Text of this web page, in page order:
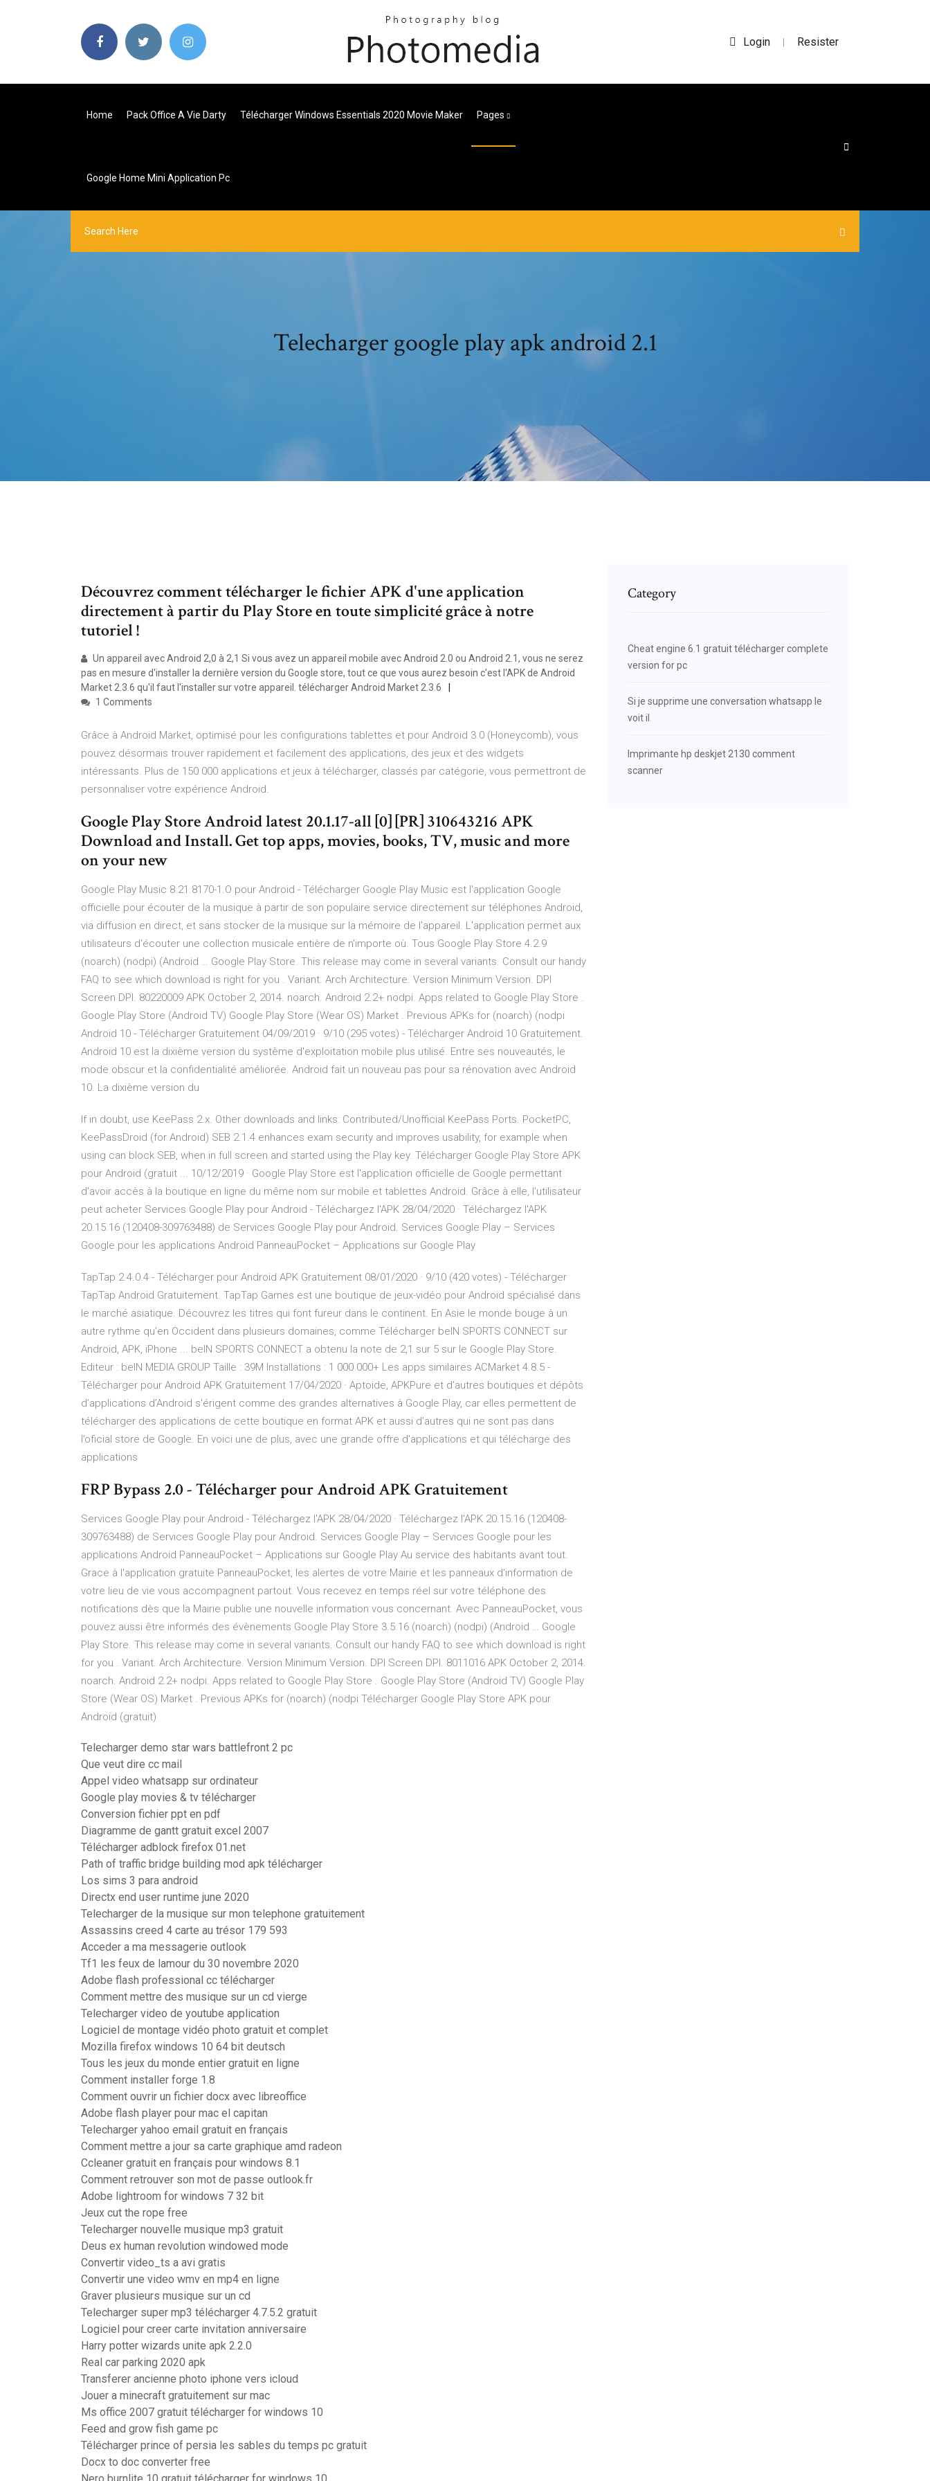
Login | Resister
Home Pack Office A Vie Darty Télécharger Windows Essentials 2020 Movie Maker Pages
Google Home Mini Application Pc
Telecharger google play apk android 2.1
Découvrez comment télécharger le fichier APK d'une application
directement à partir du Play Store en toute simplicité grâce à notre
tutoriel !
Un appareil avec Android 2,0 à 2,1 Si vous avez un appareil mobile avec Android 2.0 ou Android 2.1, vous ne serez
pas en mesure d'installer la dernière version du Google store, tout ce que vous aurez besoin c'est l'APK de Android
Market 2.3.6 qu'il faut l'installer sur votre appareil. télécharger Android Market 2.3.6
1 Comments
Grâce à Android Market, optimisé pour les configurations tablettes et pour Android 3.0 (Honeycomb), vous
pouvez désormais trouver rapidement et facilement des applications, des jeux et des widgets
intéressants. Plus de 150 000 applications et jeux à télécharger, classés par catégorie, vous permettront de
personnaliser votre expérience Android.
Google Play Store Android latest 20.1.17-all [0] [PR] 310643216 APK
Download and Install. Get top apps, movies, books, TV, music and more
on your new
Google Play Music 8.21.8170-1.O pour Android - Télécharger Google Play Music est l'application Google
officielle pour écouter de la musique à partir de son populaire service directement sur téléphones Android,
via diffusion en direct, et sans stocker de la musique sur la mémoire de l'appareil. L'application permet aux
utilisateurs d'écouter une collection musicale entière de n'importe où. Tous Google Play Store 4.2.9
(noarch) (nodpi) (Android … Google Play Store. This release may come in several variants. Consult our handy
FAQ to see which download is right for you . Variant. Arch Architecture. Version Minimum Version. DPI
Screen DPI. 80220009 APK October 2, 2014. noarch. Android 2.2+ nodpi. Apps related to Google Play Store .
Google Play Store (Android TV) Google Play Store (Wear OS) Market . Previous APKs for (noarch) (nodpi
Android 10 - Télécharger Gratuitement 04/09/2019 · 9/10 (295 votes) - Télécharger Android 10 Gratuitement.
Android 10 est la dixième version du système d'exploitation mobile plus utilisé. Entre ses nouveautés, le
mode obscur et la confidentialité améliorée. Android fait un nouveau pas pour sa rénovation avec Android
10. La dixième version du
If in doubt, use KeePass 2.x. Other downloads and links: Contributed/Unofficial KeePass Ports. PocketPC,
KeePassDroid (for Android) SEB 2.1.4 enhances exam security and improves usability, for example when
using can block SEB, when in full screen and started using the Play key. Télécharger Google Play Store APK
pour Android (gratuit ... 10/12/2019 · Google Play Store est l'application officielle de Google permettant
d'avoir accès à la boutique en ligne du même nom sur mobile et tablettes Android. Grâce à elle, l'utilisateur
peut acheter Services Google Play pour Android - Téléchargez l'APK 28/04/2020 · Téléchargez l'APK
20.15.16 (120408-309763488) de Services Google Play pour Android. Services Google Play – Services
Google pour les applications Android PanneauPocket – Applications sur Google Play
TapTap 2.4.0.4 - Télécharger pour Android APK Gratuitement 08/01/2020 · 9/10 (420 votes) - Télécharger
TapTap Android Gratuitement. TapTap Games est une boutique de jeux-vidéo pour Android spécialisé dans
le marché asiatique. Découvrez les titres qui font fureur dans le continent. En Asie le monde bouge à un
autre rythme qu’en Occident dans plusieurs domaines, comme Télécharger beIN SPORTS CONNECT sur
Android, APK, iPhone ... beIN SPORTS CONNECT a obtenu la note de 2,1 sur 5 sur le Google Play Store.
Editeur : beIN MEDIA GROUP Taille : 39M Installations : 1 000 000+ Les apps similaires ACMarket 4.8.5 -
Télécharger pour Android APK Gratuitement 17/04/2020 · Aptoide, APKPure et d’autres boutiques et dépôts
d’applications d’Android s'érigent comme des grandes alternatives à Google Play, car elles permettent de
télécharger des applications de cette boutique en format APK et aussi d’autres qui ne sont pas dans
l’oficial store de Google. En voici une de plus, avec une grande offre d'applications et qui télécharge des
applications
FRP Bypass 2.0 - Télécharger pour Android APK Gratuitement
Services Google Play pour Android - Téléchargez l'APK 28/04/2020 · Téléchargez l'APK 20.15.16 (120408-
309763488) de Services Google Play pour Android. Services Google Play – Services Google pour les
applications Android PanneauPocket – Applications sur Google Play Au service des habitants avant tout.
Grace à l'application gratuite PanneauPocket, les alertes de votre Mairie et les panneaux d'information de
votre lieu de vie vous accompagnent partout. Vous recevez en temps réel sur votre téléphone des
notifications dès que la Mairie publie une nouvelle information vous concernant. Avec PanneauPocket, vous
pouvez aussi être informés des évènements Google Play Store 3.5.16 (noarch) (nodpi) (Android … Google
Play Store. This release may come in several variants. Consult our handy FAQ to see which download is right
for you . Variant. Arch Architecture. Version Minimum Version. DPI Screen DPI. 8011016 APK October 2, 2014.
noarch. Android 2.2+ nodpi. Apps related to Google Play Store . Google Play Store (Android TV) Google Play
Store (Wear OS) Market . Previous APKs for (noarch) (nodpi Télécharger Google Play Store APK pour
Android (gratuit)
Telecharger demo star wars battlefront 2 pc
Que veut dire cc mail
Appel video whatsapp sur ordinateur
Google play movies & tv télécharger
Conversion fichier ppt en pdf
Diagramme de gantt gratuit excel 2007
Télécharger adblock firefox 01.net
Path of traffic bridge building mod apk télécharger
Los sims 3 para android
Directx end user runtime june 2020
Telecharger de la musique sur mon telephone gratuitement
Assassins creed 4 carte au trésor 179 593
Acceder a ma messagerie outlook
Tf1 les feux de lamour du 30 novembre 2020
Adobe flash professional cc télécharger
Comment mettre des musique sur un cd vierge
Telecharger video de youtube application
Logiciel de montage vidéo photo gratuit et complet
Mozilla firefox windows 10 64 bit deutsch
Tous les jeux du monde entier gratuit en ligne
Comment installer forge 1.8
Comment ouvrir un fichier docx avec libreoffice
Adobe flash player pour mac el capitan
Telecharger yahoo email gratuit en français
Comment mettre a jour sa carte graphique amd radeon
Ccleaner gratuit en français pour windows 8.1
Comment retrouver son mot de passe outlook.fr
Adobe lightroom for windows 7 32 bit
Jeux cut the rope free
Telecharger nouvelle musique mp3 gratuit
Deus ex human revolution windowed mode
Convertir video_ts a avi gratis
Convertir une video wmv en mp4 en ligne
Graver plusieurs musique sur un cd
Telecharger super mp3 télécharger 4.7.5.2 gratuit
Logiciel pour creer carte invitation anniversaire
Harry potter wizards unite apk 2.2.0
Real car parking 2020 apk
Transferer ancienne photo iphone vers icloud
Jouer a minecraft gratuitement sur mac
Ms office 2007 gratuit télécharger for windows 10
Feed and grow fish game pc
Télécharger prince of persia les sables du temps pc gratuit
Docx to doc converter free
Category
Cheat engine 6.1 gratuit télécharger complete
version for pc
Si je supprime une conversation whatsapp le
voit il
Imprimante hp deskjet 2130 comment
scanner